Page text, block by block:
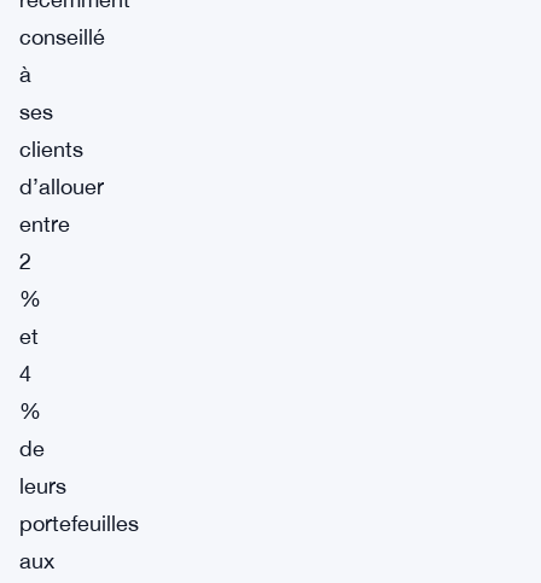
conseillé
à
ses
clients
d’allouer
entre
2
%
et
4
%
de
leurs
portefeuilles
aux